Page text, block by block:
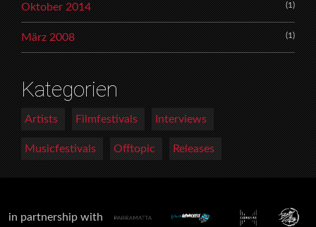
Oktober 2014 (1)
März 2008 (1)
Kategorien
Artists Filmfestivals Interviews
Musicfestivals Offtopic Releases
in partnership with